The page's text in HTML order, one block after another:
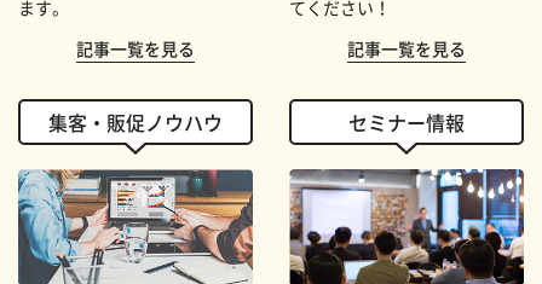
ます。
記事一覧を見る
てください！
記事一覧を見る
集客・販促ノウハウ セミナー情報